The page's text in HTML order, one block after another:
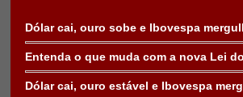
Dólar cai, ouro sobe e Ibovespa
Entenda o que muda com a nova Lei
Dólar cai, ouro estável e Ibovespa